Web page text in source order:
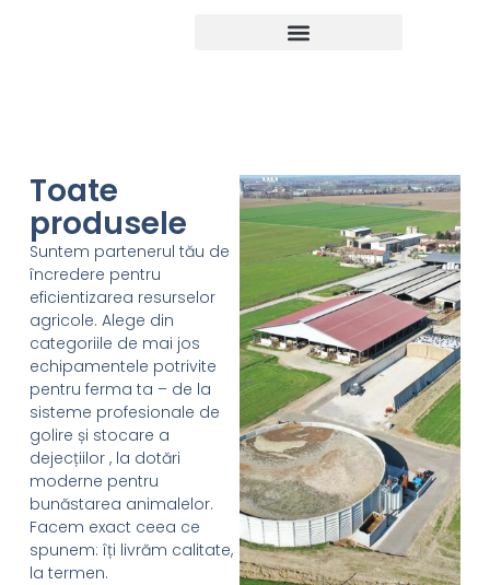
Toate
produsele
Suntem partenerul tău de
încredere pentru
eficientizarea resurselor
agricole. Alege din
categoriile de mai jos
echipamentele potrivite
pentru ferma ta – de la
sisteme profesionale de
golire și stocare a
dejecțiilor , la dotări
moderne pentru
bunăstarea animalelor.
Facem exact ceea ce
spunem: îți livrăm calitate,
la termen.